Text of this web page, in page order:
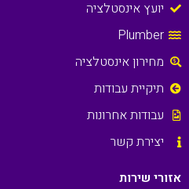
יועץ אינסטלציה
Plumber
מחירון אינסטלציה
תיקיית עבודות
עבודות אחרונות
יצירת קשר
אזורי שירות